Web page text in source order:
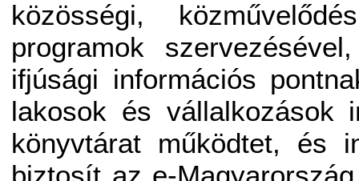
közösségi,
programok
ifjúsági információs
lakosok és vállalkozások
könyvtárat működtet, és
biztosít az e-